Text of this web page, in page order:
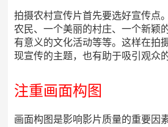
拍摄农村宣传片首先要选好宣传点
农民、一个美丽的村庄、一个新颖
有意义的文化活动等等。这样在拍
现宣传的主题，也有助于吸引观众
注重画面构图
画面构图是影响影片质量的重要因